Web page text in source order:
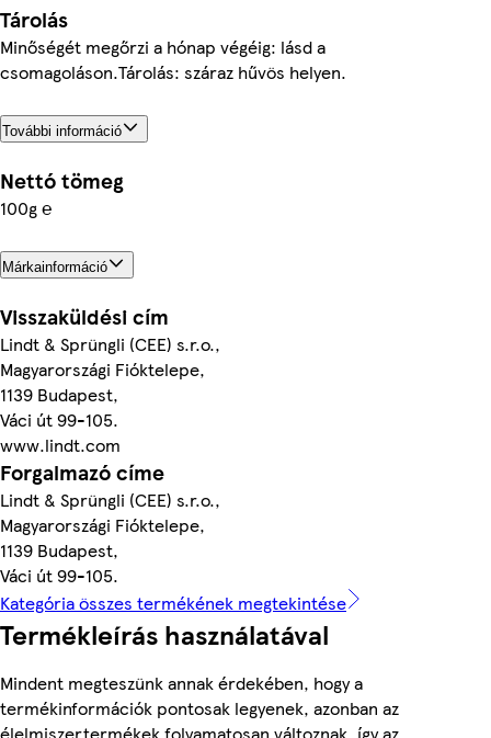
Tárolás
Minőségét megőrzi a hónap végéig: lásd a
csomagoláson.Tárolás: száraz hűvös helyen.
További információ
Nettó tömeg
100g ℮
Márkainformáció
Visszaküldési cím
Lindt & Sprüngli (CEE) s.r.o.,
Magyarországi Fióktelepe,
1139 Budapest,
Váci út 99-105.
www.lindt.com
Forgalmazó címe
Lindt & Sprüngli (CEE) s.r.o.,
Magyarországi Fióktelepe,
1139 Budapest,
Váci út 99-105.
Kategória összes termékének megtekintése
Termékleírás használatával
Mindent megteszünk annak érdekében, hogy a
termékinformációk pontosak legyenek, azonban az